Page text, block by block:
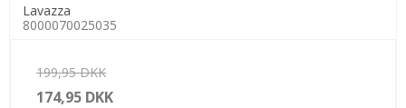
Lavazza
8000070025035
199,95 DKK
174,95 DKK